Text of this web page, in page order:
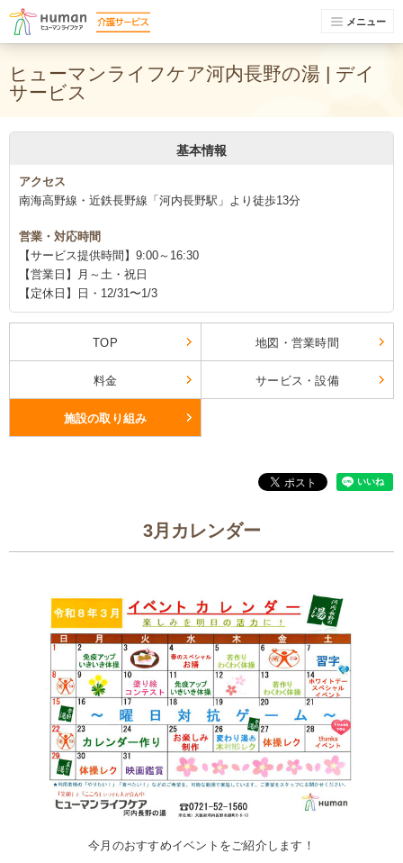
メニュー
ヒューマンライフケア河内長野の湯 | デイ
サービス
基本情報
アクセス
南海高野線・近鉄長野線「河内長野駅」より徒歩13分
営業・対応時間
【サービス提供時間】9:00～16:30
【営業日】月～土・祝日
【定休日】日・12/31〜1/3
TOP 地図・営業時間
料金 サービス・設備
施設の取り組み
3月カレンダー
今月のおすすめイベントをご紹介します！